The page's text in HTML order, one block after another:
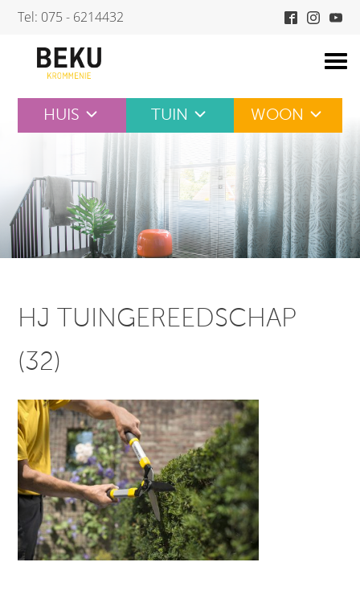
Skip
content
Tel: 075 - 6214432
HUIS TUIN WOON
HJ TUINGEREEDSCHAP
(32)